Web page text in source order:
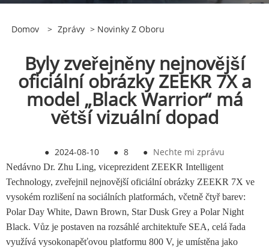
Domov > Zprávy > Novinky Z Oboru
Byly zveřejněny nejnovější
oficiální obrázky ZEEKR 7X a
model „Black Warrior“ má
větší vizuální dopad
● 2024-08-10 ● 8 ● Nechte mi zprávu
Nedávno Dr. Zhu Ling, viceprezident ZEEKR Intelligent
Technology, zveřejnil nejnovější oficiální obrázky ZEEKR 7X ve
vysokém rozlišení na sociálních platformách, včetně čtyř barev:
Polar Day White, Dawn Brown, Star Dusk Grey a Polar Night
Black. Vůz je postaven na rozsáhlé architektuře SEA, celá řada
využívá vysokonapěťovou platformu 800 V, je umístěna jako